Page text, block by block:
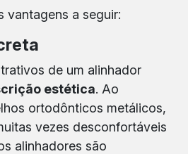
vantagens a seguir:
de um alinhador
estética. Ao
ortodônticos metálicos,
vezes desconfortáveis
alinhadores são